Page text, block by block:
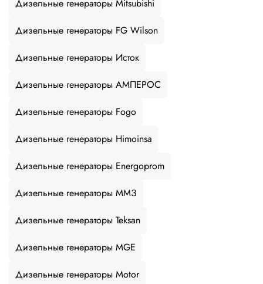
Дизельные генераторы Mitsubishi
Дизельные генераторы FG Wilson
Дизельные генераторы Исток
Дизельные генераторы АМПЕРОС
Дизельные генераторы Fogo
Дизельные генераторы Himoinsa
Дизельные генераторы Energoprom
Дизельные генераторы ММЗ
Дизельные генераторы Teksan
Дизельные генераторы MGE
Дизельные генераторы Motor